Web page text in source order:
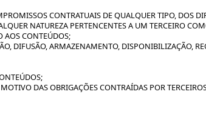
CONTRATUAIS DE QUALQUER TIPO, DOS
NATUREZA PERTENCENTES A UM TERCEIRO
AOS CONTEÚDOS;
DIFUSÃO, ARMAZENAMENTO, DISPONIBILIZAÇÃO,
DAS OBRIGAÇÕES CONTRAÍDAS POR